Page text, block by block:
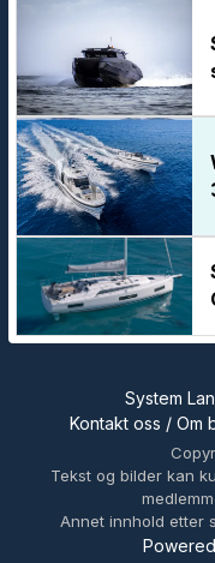
System
Kontakt oss / Om
Tekst og bilder kan
Annet innhold etter